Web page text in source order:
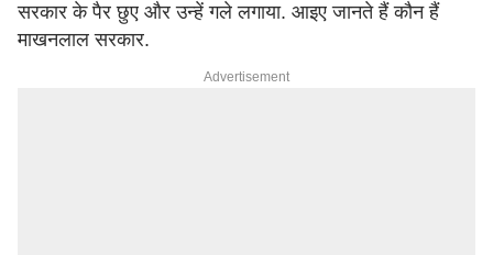
सरकार के पैर छुए और उन्हें गले लगाया. आइए जानते हैं कौन हैं
माखनलाल सरकार.
Advertisement